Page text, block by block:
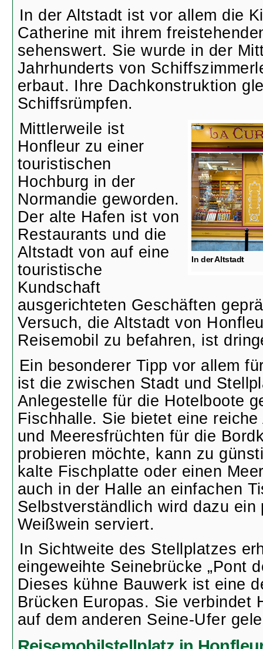
In der Altstadt ist vor allem die
Catherine mit ihrem
sehenswert. Sie wurde in der
Jahrhunderts von
erbaut. Ihre Dachkonstruktion
Schiffsrümpfen.
In der Altstadt
Mittlerweile ist
Honfleur zu einer
touristischen
Hochburg in der
Normandie geworden.
Der alte Hafen ist von
Restaurants und die
Altstadt von auf eine
touristische
Kundschaft
ausgerichteten Geschäften
Versuch, die Altstadt von
Reisemobil zu befahren, ist
Ein besonderer Tipp vor allem
ist die zwischen Stadt und
Anlegestelle für die Hotelboote
Fischhalle. Sie bietet eine
und Meeresfrüchten für die
probieren möchte, kann zu
kalte Fischplatte oder einen
auch in der Halle an einfachen
Selbstverständlich wird dazu ein
Weißwein serviert.
In Sichtweite des Stellplatzes
eingeweihte Seinebrücke „Pont
Dieses kühne Bauwerk ist eine
Brücken Europas. Sie verbindet
auf dem anderen Seine-Ufer